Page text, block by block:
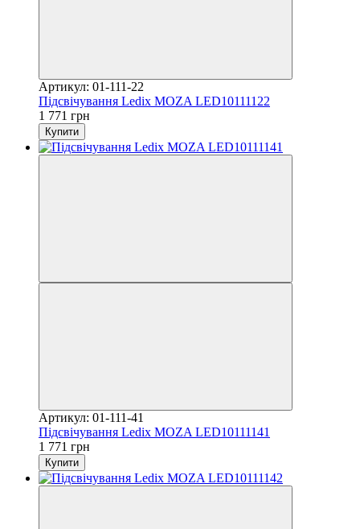
Артикул: 01-111-22
Підсвічування Ledix MOZA LED10111122
1 771 грн
Купити
Артикул: 01-111-41
Підсвічування Ledix MOZA LED10111141
1 771 грн
Купити